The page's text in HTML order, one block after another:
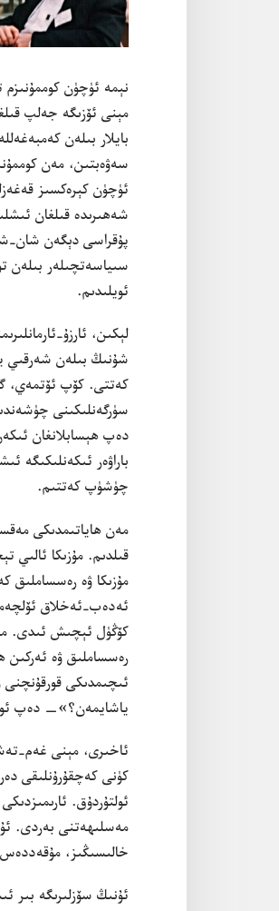
نېمە ئۈچۈن كوممۇ‌نىزم
مېنى ئۆزىگە جە‌لپ
بايلار بىلە‌ن
ئۈچۈن كېرە‌كسىز
شە‌ھىرىدە قىلغان
پۇ‌قراسى دېگە‌ن شان-‏
سىياسە‌تچىلە‌ر بىلە‌ن
ئويلىدىم.‏
شۇ‌نىڭ بىلە‌ن شە‌رقىي
كە‌تتى.‏ كۆپ ئۆتمە‌ي،‏ گ
سۈرگە‌نلىكىنى
دە‌پ ھېسابلانغان
باراۋە‌ر ئىكە‌نلىكىگە
چۈشۈپ كە‌تتىم.‏
مە‌ن ھاياتىمدىكى
قىلدىم.‏ مۇ‌زىكا ئالىي
مۇ‌زىكا ۋە رە‌سساملىق
ئە‌دە‌ب-‏ئە‌خلاق
كۆڭۈل ئېچىش ئىدى.‏
رە‌سساملىق ۋە ئە‌ركىن
ئىچىمدىكى
ياشايمە‌ن؟‏»—‏ دە‌پ
ئاخىرى،‏ مېنى غە‌م-‏
كۈنى كە‌چقۇ‌رۇ‌نلىقى
ئولتۇ‌ردۇ‌ق.‏
مە‌سلىھە‌تنى بە‌ردى.‏
خالىسىڭىز،‏ مۇ‌قە‌ددە‌س
ئۇ‌نىڭ سۆزلىرىگە بىر